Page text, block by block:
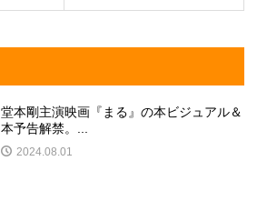
堂本剛主演映画『まる』の本ビジュアル＆
本予告解禁。...
2024.08.01